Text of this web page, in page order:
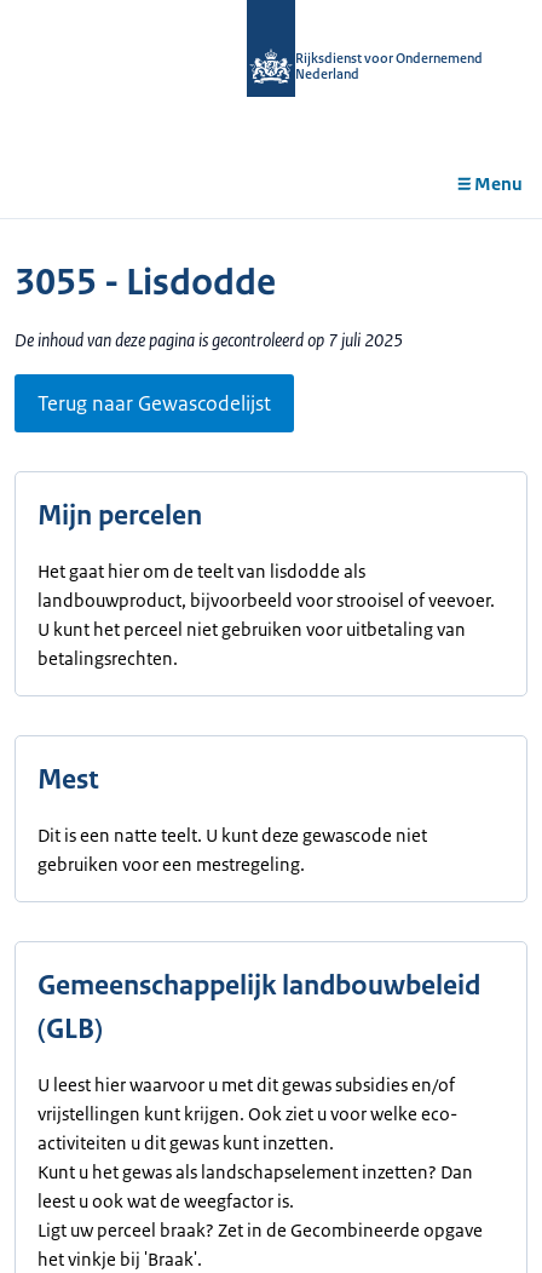
Rijksdienst voor Ondernemend
Nederland
Menu
3055 - Lisdodde
De inhoud van deze pagina is gecontroleerd op 7 juli 2025
Terug naar Gewascodelijst
Mijn percelen
Het gaat hier om de teelt van lisdodde als
landbouwproduct, bijvoorbeeld voor strooisel of veevoer.
U kunt het perceel niet gebruiken voor uitbetaling van
betalingsrechten.
Mest
Dit is een natte teelt. U kunt deze gewascode niet
gebruiken voor een mestregeling.
Gemeenschappelijk landbouwbeleid
(GLB)
U leest hier waarvoor u met dit gewas subsidies en/of
vrijstellingen kunt krijgen. Ook ziet u voor welke eco-
activiteiten u dit gewas kunt inzetten.
Kunt u het gewas als landschapselement inzetten? Dan
leest u ook wat de weegfactor is.
Ligt uw perceel braak? Zet in de Gecombineerde opgave
het vinkje bij 'Braak'.